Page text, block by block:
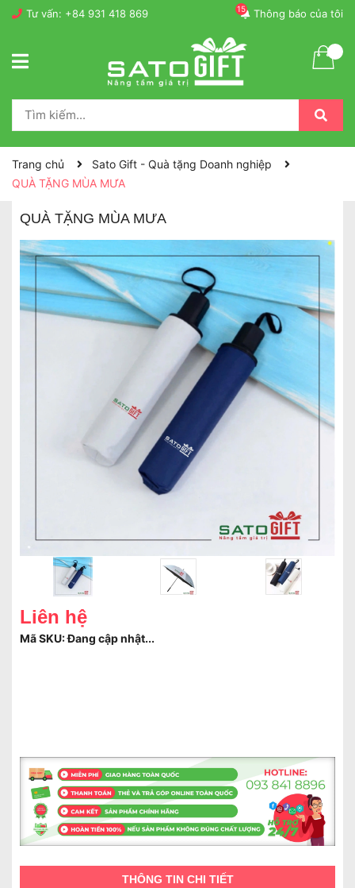
Tư vấn: +84 931 418 869 Thông báo của tôi
15
Trang chủ
Sato Gift - Quà tặng Doanh nghiệp
QUÀ TẶNG MÙA MƯA
QUÀ TẶNG MÙA MƯA
Liên hệ
Mã SKU:Đang cập nhật...
THÔNG TIN CHI TIẾT